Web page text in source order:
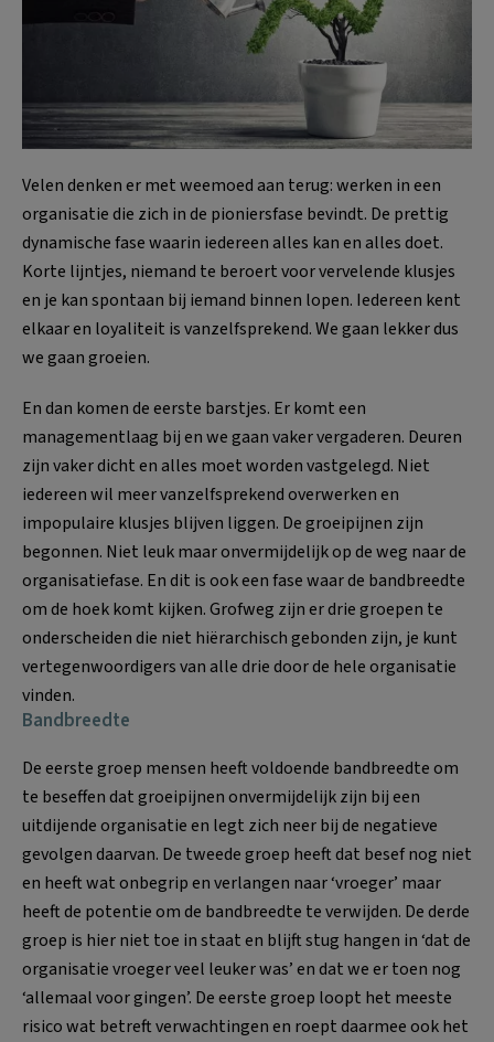
Velen denken er met weemoed aan terug: werken in een
organisatie die zich in de pioniersfase bevindt. De prettig
dynamische fase waarin iedereen alles kan en alles doet.
Korte lijntjes, niemand te beroert voor vervelende klusjes
en je kan spontaan bij iemand binnen lopen. Iedereen kent
elkaar en loyaliteit is vanzelfsprekend. We gaan lekker dus
we gaan groeien.
En dan komen de eerste barstjes. Er komt een
managementlaag bij en we gaan vaker vergaderen. Deuren
zijn vaker dicht en alles moet worden vastgelegd. Niet
iedereen wil meer vanzelfsprekend overwerken en
impopulaire klusjes blijven liggen. De groeipijnen zijn
begonnen. Niet leuk maar onvermijdelijk op de weg naar de
organisatiefase. En dit is ook een fase waar de bandbreedte
om de hoek komt kijken. Grofweg zijn er drie groepen te
onderscheiden die niet hiërarchisch gebonden zijn, je kunt
vertegenwoordigers van alle drie door de hele organisatie
vinden.
Bandbreedte
De eerste groep mensen heeft voldoende bandbreedte om
te beseffen dat groeipijnen onvermijdelijk zijn bij een
uitdijende organisatie en legt zich neer bij de negatieve
gevolgen daarvan. De tweede groep heeft dat besef nog niet
en heeft wat onbegrip en verlangen naar ‘vroeger’ maar
heeft de potentie om de bandbreedte te verwijden. De derde
groep is hier niet toe in staat en blijft stug hangen in ‘dat de
organisatie vroeger veel leuker was’ en dat we er toen nog
‘allemaal voor gingen’. De eerste groep loopt het meeste
risico wat betreft verwachtingen en roept daarmee ook het